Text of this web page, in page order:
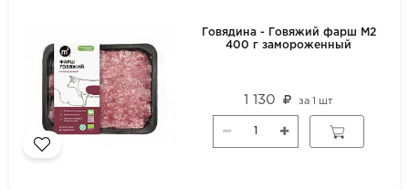
Говядина - Говяжий фарш М2
400 г замороженный
1 130 за1 шт